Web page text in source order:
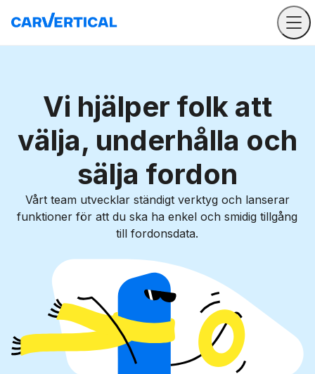
Vi hjälper folk att
välja, underhålla och
sälja fordon
Vårt team utvecklar ständigt verktyg och lanserar
funktioner för att du ska ha enkel och smidig tillgång
till fordonsdata.